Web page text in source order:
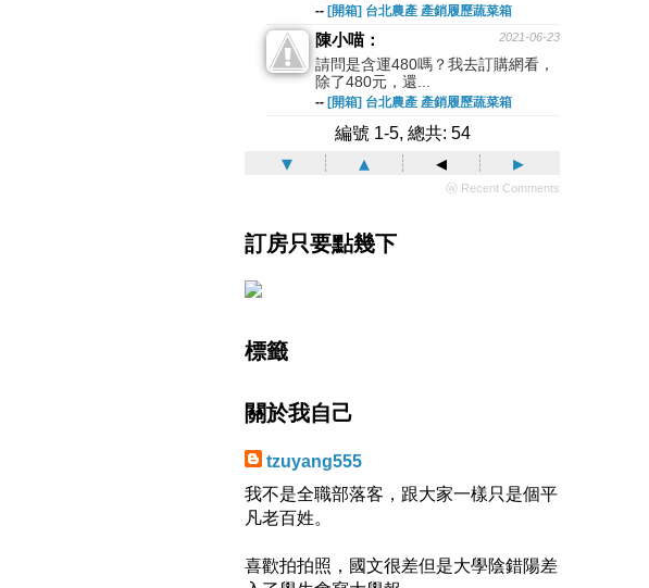
-- [開箱] 台北農產 產銷履歷蔬菜箱
2021-06-23
陳小喵：
請問是含運480嗎？我去訂購網看，
除了480元，還...
-- [開箱] 台北農產 產銷履歷蔬菜箱
編號 1-5, 總共: 54
▾ ▴ ◂ ▸
ⓦ Recent Comments
訂房只要點幾下
標籤
關於我自己
tzuyang555
我不是全職部落客，跟大家一樣只是個平
凡老百姓。
喜歡拍拍照，國文很差但是大學陰錯陽差